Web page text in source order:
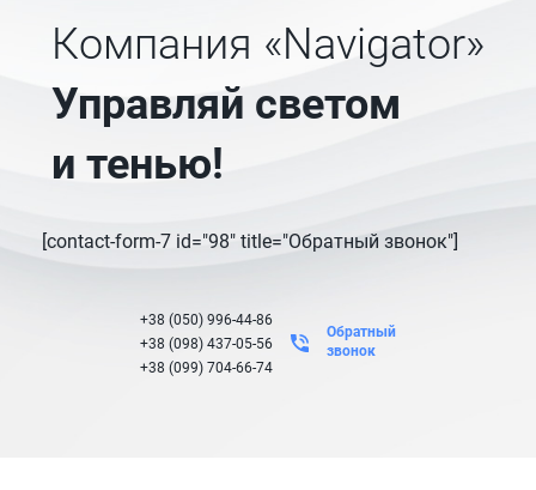
Компания «Navigator»
Управляй светом
и тенью!
[contact-form-7 id="98" title="Обратный звонок"]
+38 (050) 996-44-86
+38 (098) 437-05-56
+38 (099) 704-66-74
Обратный
звонок